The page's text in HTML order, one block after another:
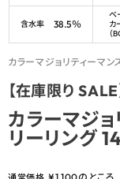
含水率 38.5％
ベ
カ
（
カラーマジョリティーマン
【在庫限り SALE
カラーマジョ
リーリング